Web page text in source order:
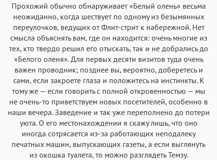
Аа
Roboto
Аа
Garamond
Аа
Fira Sans
Аа
Times
Аа
Iowan
Аа
San Francisco Аа
SF Serif Аа
New York
Аа
Helvetica Neue
Аа
Arial Аа
Georgia
Аа
Times New Roman
Аа
Courier
Аа
Courier New
Аа
Menlo
Аа
SF Mono
Прохожий обычно обнаруживает «Белый олень» весьма
неожиданно, когда шествует по одному из безымянных
переулочков, ведущих от Флит-стрит к набережной. Нет
смысла объяснять вам, где он находится: очень многие из
тех, кто твердо решил его отыскать, так и не добрались до
«Белого оленя». Для первых десяти визитов туда очень
важен проводник; позднее вы, вероятно, доберетесь и
сами, если закроете глаза и положитесь на инстинкты. К
тому же — если говорить с полной откровенностью — мы
не очень-то приветствуем новых посетителей, особенно в
наши вечера. Заведение и так уже переполнено до потери
уюта. О его местонахождении я скажу лишь, что оно
иногда сотрясается из-за работающих неподалеку
печатных машин, выпускающих газеты, а если выглянуть
из окошка туалета, то можно разглядеть Темзу.